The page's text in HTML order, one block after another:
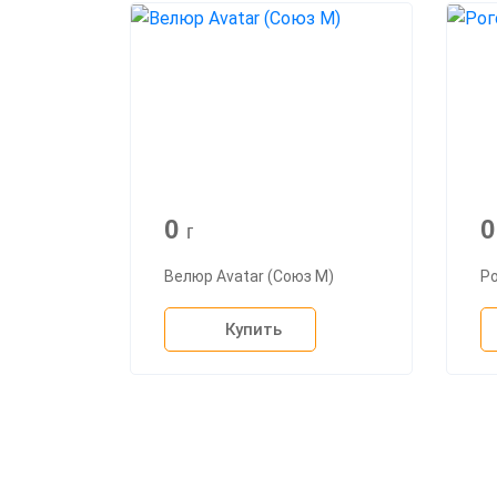
0 г
Велюр Avatar (Союз М)
Купить